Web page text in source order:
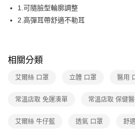
1.可隨臉型輪廓調整
2.高彈耳帶舒適不勒耳
相關分類
艾爾絲 口罩 立體 口罩 醫用
常溫店取 免運湊單 常溫店取 保健
艾爾絲 牛仔藍 透氣 口罩 舒